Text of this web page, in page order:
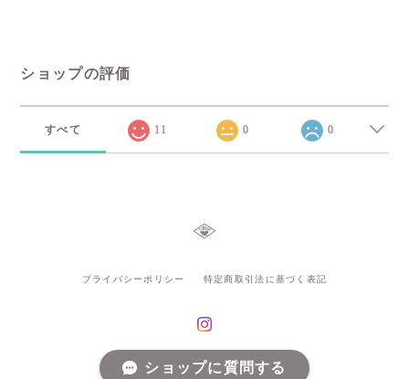
ショップの評価
すべて 11 0 0
プライバシーポリシー 特定商取引法に基づく表記
© AOIFARM All rights reserved.
ショップに質問する